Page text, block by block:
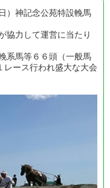
）神記念公苑特設輓馬
協力して運営に当たり
系馬等６６頭（一般馬
レース行われ盛大な大会